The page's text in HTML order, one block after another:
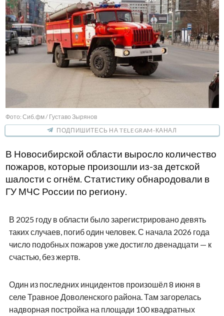
Фото: Сиб.фм / Густаво Зырянов
ПОДПИШИТЕСЬ НА TELEGRAM-КАНАЛ
В Новосибирской области выросло количество
пожаров, которые произошли из-за детской
шалости с огнём. Статистику обнародовали в
ГУ МЧС России по региону.
В 2025 году в области было зарегистрировано девять
таких случаев, погиб один человек. С начала 2026 года
число подобных пожаров уже достигло двенадцати — к
счастью, без жертв.
Один из последних инцидентов произошёл 8 июня в
селе Травное Доволенского района. Там загорелась
надворная постройка на площади 100 квадратных